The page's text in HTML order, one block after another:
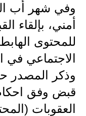
أمني، بإلقاء
للمحتوى
الاجتماعي في
وذكر المصدر
العقوبات